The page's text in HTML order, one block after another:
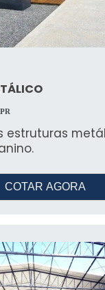
estruturas
COTAR AGORA